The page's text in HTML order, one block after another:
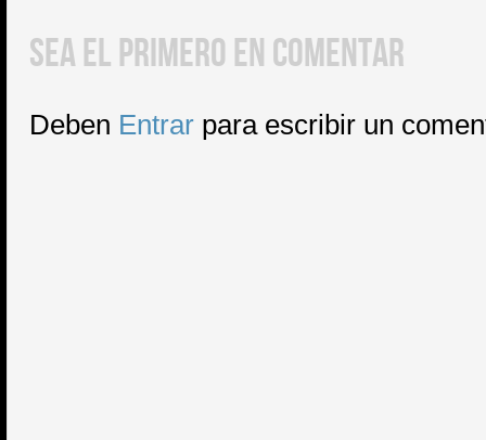
SEA EL PRIMERO EN COMENTAR
Deben Entrar para escribir un